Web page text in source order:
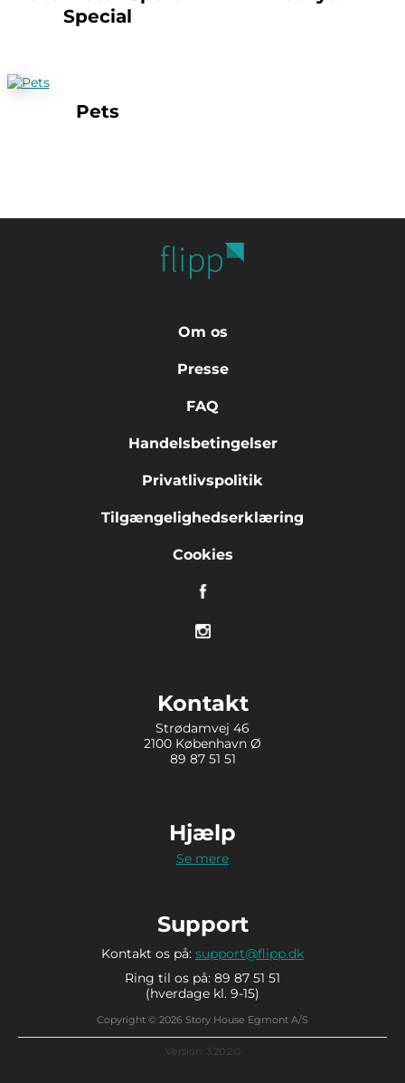
Special
Pets
Om os
Presse
FAQ
Handelsbetingelser
Privatlivspolitik
Tilgængelighedserklæring
Cookies
Kontakt
Strødamvej 46
2100 København Ø
89 87 51 51
Hjælp
Se mere
Support
Kontakt os på: support@flipp.dk
Ring til os på: 89 87 51 51
(hverdage kl. 9-15)
Copyright © 2026 Story House Egmont A/S
Version: 3.20.2.0